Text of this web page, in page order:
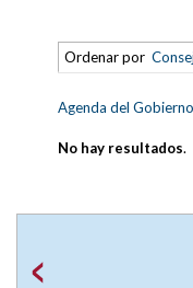
Ordenar por
Agenda del Gobierno
No hay resultados.